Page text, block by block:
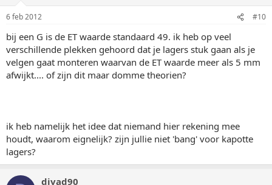
6 feb 2012 #10
bij een G is de ET waarde standaard 49. ik heb op veel
verschillende plekken gehoord dat je lagers stuk gaan als je
velgen gaat monteren waarvan de ET waarde meer als 5 mm
afwijkt.... of zijn dit maar domme theorien?
ik heb namelijk het idee dat niemand hier rekening mee
houdt, waarom eignelijk? zijn jullie niet 'bang' voor kapotte
lagers?
divad90